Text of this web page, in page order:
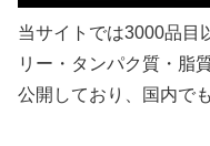
当サイトでは3000品目
リー・タンパク質・脂
公開しており、国内で